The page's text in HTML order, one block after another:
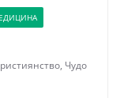
, Чудо